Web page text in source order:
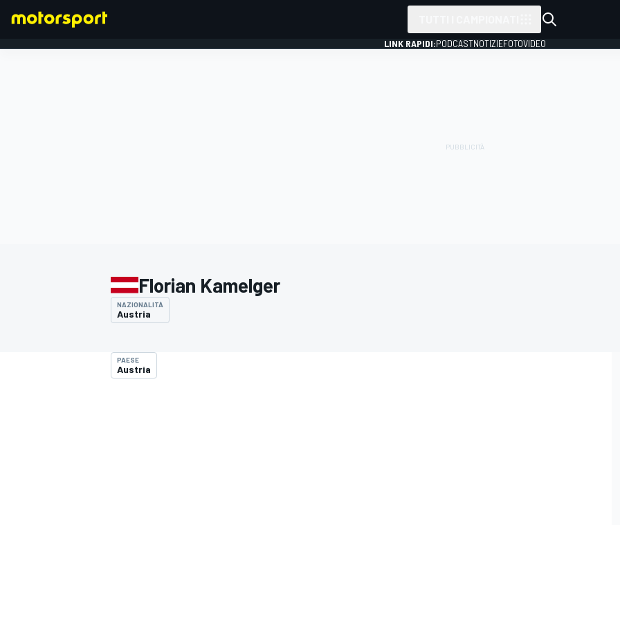
MOTOGP
LINK RAPIDI:PODCASTNOTIZIEFOTOVIDEO
Florian Kamelger
NAZIONALITÀ
Austria
PAESE
Austria